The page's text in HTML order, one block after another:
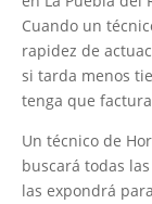
Cuando un
rapidez de
si tarda menos
tenga que
Un técnico de
buscará todas
las expondrá